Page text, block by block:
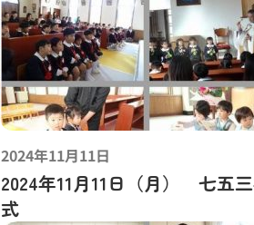
2024年11月11日
2024年11月11日（月） 七五
式